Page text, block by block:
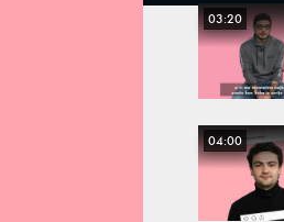
03:20
04:00